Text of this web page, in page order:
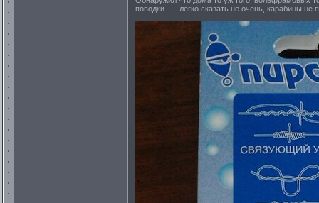
поводки ..... легко сказать не очень, карабины